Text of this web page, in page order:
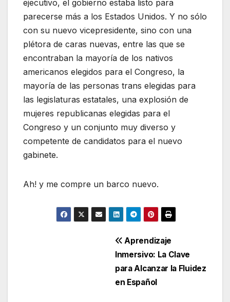
ejecutivo, el gobierno estaba listo para
parecerse más a los Estados Unidos. Y no sólo
con su nuevo vicepresidente, sino con una
plétora de caras nuevas, entre las que se
encontraban la mayoría de los nativos
americanos elegidos para el Congreso, la
mayoría de las personas trans elegidas para
las legislaturas estatales, una explosión de
mujeres republicanas elegidas para el
Congreso y un conjunto muy diverso y
competente de candidatos para el nuevo
gabinete.
Ah! y me compre un barco nuevo.
Aprendizaje
Inmersivo: La Clave
para Alcanzar la Fluidez
en Español